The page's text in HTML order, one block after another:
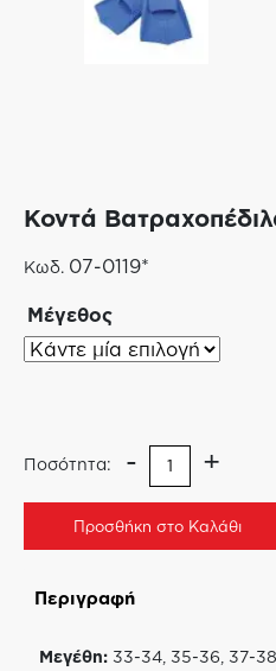
Κοντά
Κωδ. 07-0119*
Μέγεθος
- +
Ποσότητα:
Προσθήκη στο Καλάθι
Περιγραφή
Μεγέθη:33-34, 35-36, 37-